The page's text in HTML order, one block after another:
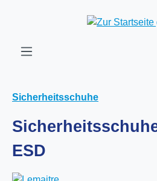
Zum Hauptinhalt springen
Sicherheitsschuhe
ESD